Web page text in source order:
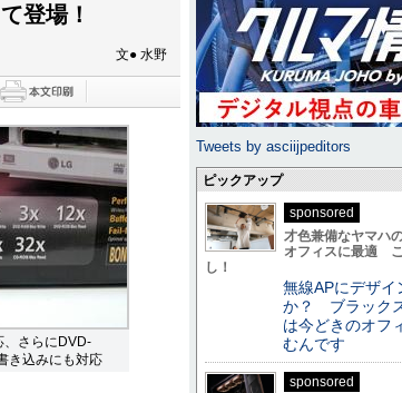
登場！
文● 水野
、さらにDVD-
き込みにも対応
Tweets by asciijpeditors
ピックアップ
sponsored
才色兼備なヤマハ
オフィスに最適
し！
無線APにデザイ
か？ ブラック
は今どきのオフ
むんです
sponsored